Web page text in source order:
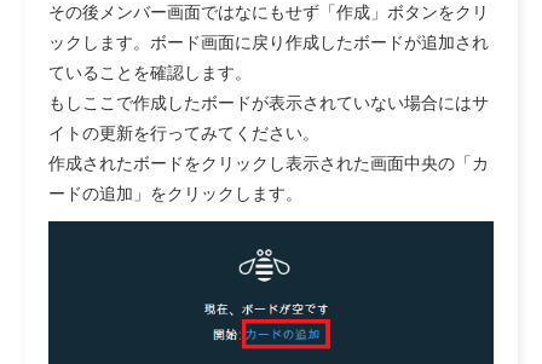
その後メンバー画面ではなにもせず「作成」ボタンをクリ
ックします。ボード画面に戻り作成したボードが追加され
ていることを確認します。
もしここで作成したボードが表示されていない場合にはサ
イトの更新を行ってみてください。
作成されたボードをクリックし表示された画面中央の「カ
ードの追加」をクリックします。